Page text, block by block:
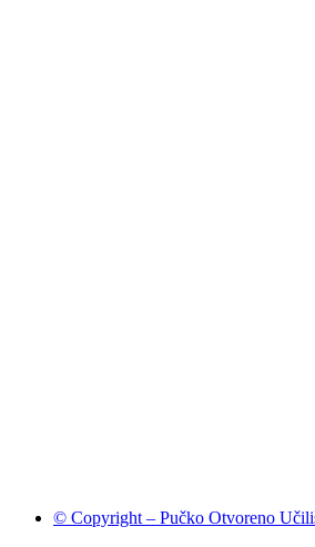
© Copyright – Pučko Otvoreno